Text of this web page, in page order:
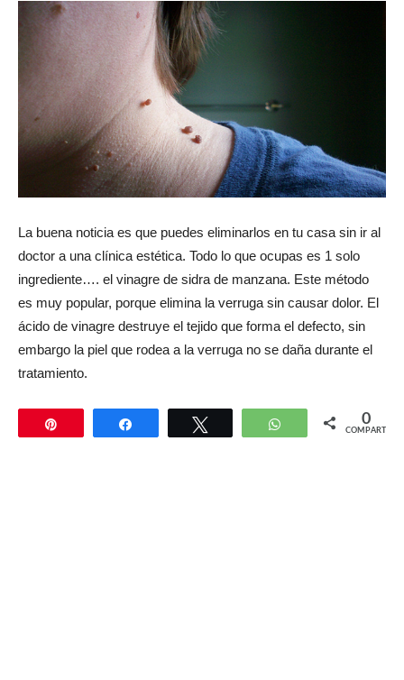
La buena noticia es que puedes eliminarlos en tu casa sin ir al
doctor a una clínica estética. Todo lo que ocupas es 1 solo
ingrediente…. el vinagre de sidra de manzana. Este método
es muy popular, porque elimina la verruga sin causar dolor. El
ácido de vinagre destruye el tejido que forma el defecto, sin
embargo la piel que rodea a la verruga no se daña durante el
tratamiento.
Compartir WhatsApp 0
COMPARTIR